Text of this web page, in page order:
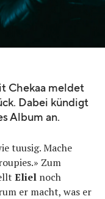
Chekaa meldet
Dabei kündigt
Album an.
tuusig. Mache
Zum
Eliel noch
er macht, was er